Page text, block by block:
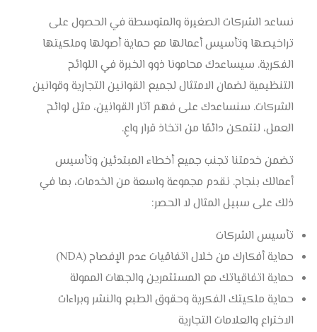
نساعد الشركات الصغيرة والمتوسطة في الحصول على
تراخيصها وتأسيس أعمالها مع حماية أصولها وملكيتها
الفكرية. سيساعدك محامونا ذوو الخبرة في اللوائح
التنظيمية لضمان الامتثال لجميع القوانين التجارية وقوانين
الشركات. سنساعدك على فهم آثار القوانين، مثل لوائح
العمل، لتتمكن دائمًا من اتخاذ قرار واعٍ.
تضمن خدمتنا تجنب جميع أخطاء المبتدئين وتأسيس
أعمالك بنجاح. نقدم مجموعة واسعة من الخدمات، بما في
ذلك على سبيل المثال لا الحصر:
تأسيس الشركات
حماية أفكارك من خلال اتفاقيات عدم الإفصاح (NDA)
حماية اتفاقياتك مع المستثمرين والجهات الممولة
حماية ملكيتك الفكرية وحقوق الطبع والنشر وبراءات
الاختراع والعلامات التجارية